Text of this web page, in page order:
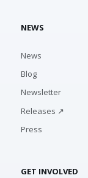
NEWS
News
Blog
Newsletter
Releases ↗
Press
GET INVOLVED